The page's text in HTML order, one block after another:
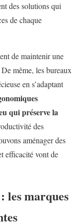
des solutions qui
de chaque
de maintenir une
même, les bureaux
en s’adaptant
qui préserve la
des
aménager des
efficacité vont de
les marques